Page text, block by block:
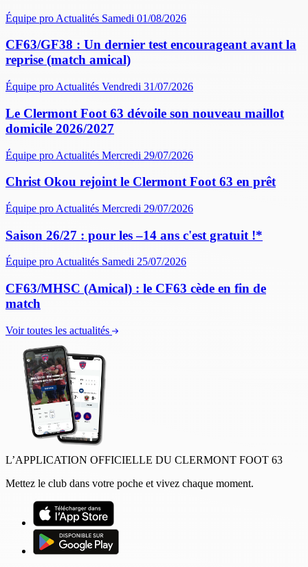
Équipe pro Actualités Samedi 01/08/2026
CF63/GF38 : Un dernier test encourageant avant la
reprise (match amical)
Équipe pro Actualités Vendredi 31/07/2026
Le Clermont Foot 63 dévoile son nouveau maillot
domicile 2026/2027
Équipe pro Actualités Mercredi 29/07/2026
Christ Okou rejoint le Clermont Foot 63 en prêt
Équipe pro Actualités Mercredi 29/07/2026
Saison 26/27 : pour les –14 ans c'est gratuit !*
Équipe proActualités Samedi 25/07/2026
CF63/MHSC (Amical) : le CF63 cède en fin de
match
Voir toutes les actualités
L’APPLICATION OFFICIELLE DU CLERMONT FOOT 63
Mettez le club dans votre poche et vivez chaque moment.